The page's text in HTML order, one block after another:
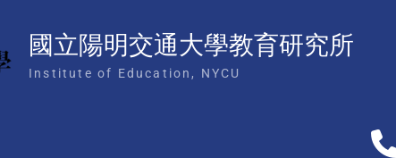
國立陽明交通大學教育研究所
Institute of Education, NYCU